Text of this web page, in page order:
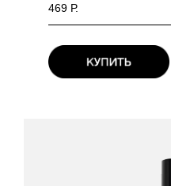
469 Р.